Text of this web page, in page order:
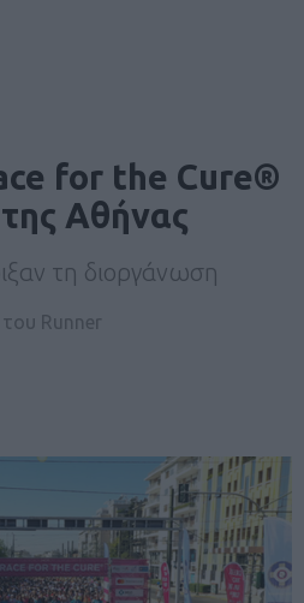
for the Cure®
Αθήνας
τη διοργάνωση
του Runner